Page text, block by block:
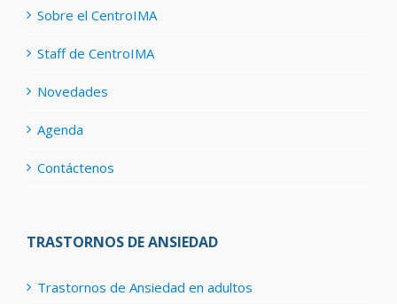
Sobre el CentroIMA
Staff de CentroIMA
Novedades
Agenda
Contáctenos
TRASTORNOS DE ANSIEDAD
Trastornos de Ansiedad en adultos